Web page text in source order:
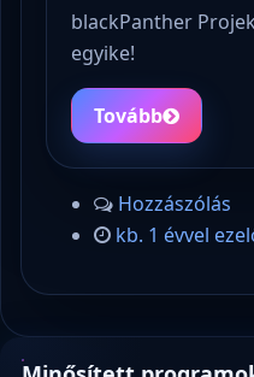
blackPanther
egyike!
Tovább
Hozzászólás
kb. 1 évvel